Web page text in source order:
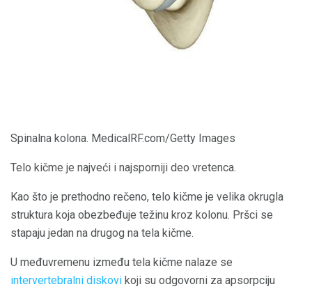
Spinalna kolona. MedicalRF.com/Getty Images
Telo kičme je najveći i najsporniji deo vretenca.
Kao što je prethodno rečeno, telo kičme je velika okrugla
struktura koja obezbeđuje težinu kroz kolonu. Pršci se
stapaju jedan na drugog na tela kičme.
U međuvremenu između tela kičme nalaze se
intervertebralni diskovi koji su odgovorni za apsorpciju